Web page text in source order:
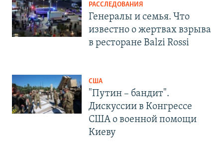
РАССЛЕДОВАНИЯ
Генералы и семья. Что
известно о жертвах взрыва
в ресторане Balzi Rossi
США
"Путин – бандит".
Дискуссии в Конгрессе
США о военной помощи
Киеву